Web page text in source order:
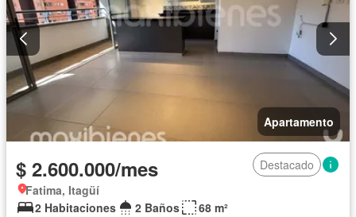
Apartamento
$ 2.600.000/mes
Destacado
Fatima, Itagüí
2 Habitaciones
2 Baños
68 m²